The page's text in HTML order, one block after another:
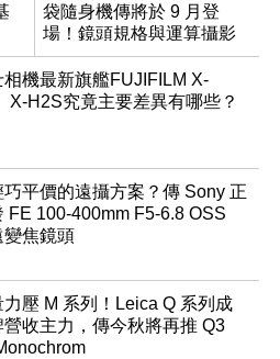
袋隨身機傳將於 9 月登
場！鏡頭規格與運算攝影
升級成為焦點
相機最新旗艦FUJIFILM X-
X-H2S究竟主要差異有哪些？
巧平價的遠攝方案？傳 Sony 正
FE 100-400mm F5-6.8 OSS
變焦鏡頭
力壓 M 系列！Leica Q 系列成
營收主力，傳今秋將再推 Q3